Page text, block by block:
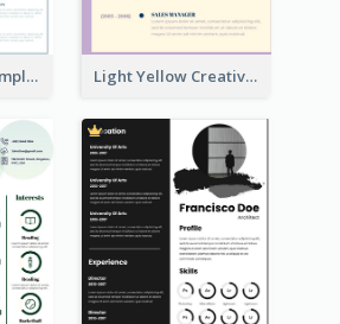
Distinguished Simple Professional Resume Light Yellow Creative Resume